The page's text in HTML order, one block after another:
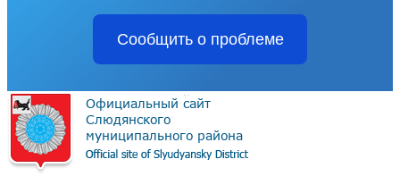
Сообщить о проблеме